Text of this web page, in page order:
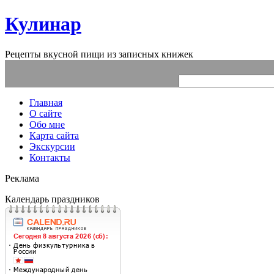
Кулинар
Рецепты вкусной пищи из записных книжек
Главная
О сайте
Обо мне
Карта сайта
Экскурсии
Контакты
Реклама
Календарь праздников